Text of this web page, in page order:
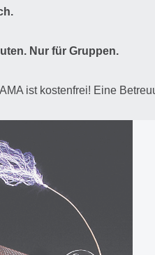
Nur für Gruppen.
ist kostenfrei! Eine